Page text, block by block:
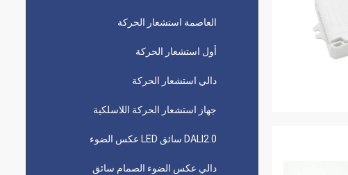
العاصمة استشعار الحركة
أول استشعار الحركة
دالي استشعار الحركة
جهاز استشعار الحركة اللاسلكية
DALI2.0 سائق LED عكس الضوء
دالي عكس الضوء الصمام سائق